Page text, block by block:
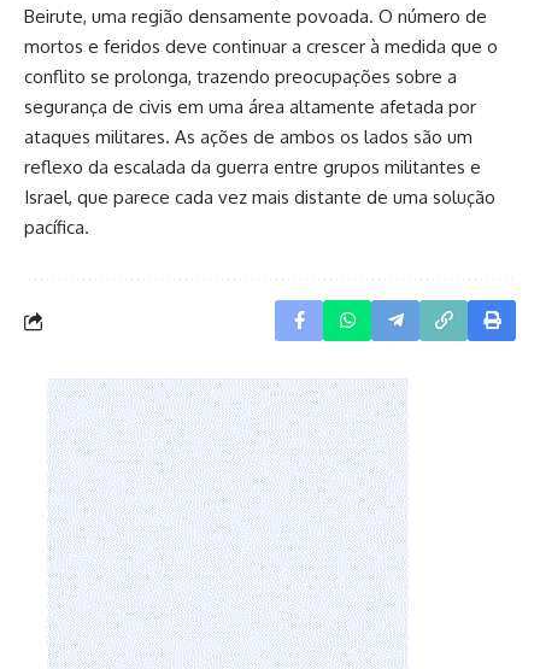
Beirute, uma região densamente povoada. O número de
mortos e feridos deve continuar a crescer à medida que o
conflito se prolonga, trazendo preocupações sobre a
segurança de civis em uma área altamente afetada por
ataques militares. As ações de ambos os lados são um
reflexo da escalada da guerra entre grupos militantes e
Israel, que parece cada vez mais distante de uma solução
pacífica.